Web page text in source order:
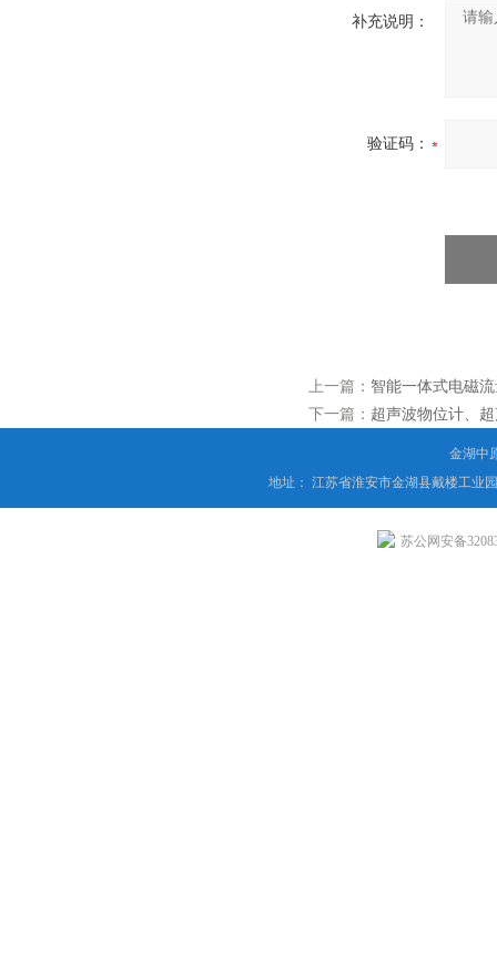
补充说明：
验证码：
上一篇： 智能一体式电磁
下一篇： 超声波物位计、
金湖中
地址： 江苏省淮安市金湖县戴楼工业
苏公网安备